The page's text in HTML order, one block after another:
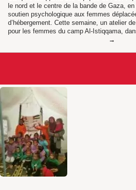
le nord et le centre de la bande de Gaza,
soutien psychologique aux femmes
d’hébergement. Cette semaine, un atelier
pour les femmes du camp Al-Istiqqama,